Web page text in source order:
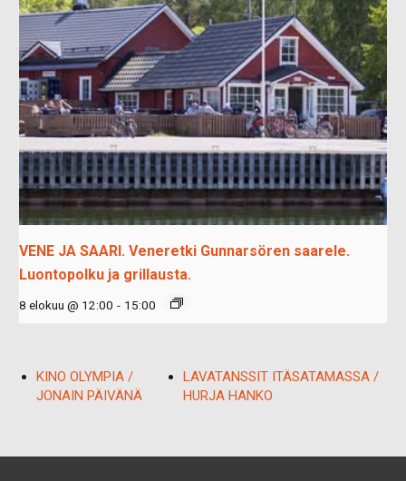
VENE JA SAARI. Veneretki Gunnarsören saarele.
Luontopolku ja grillausta.
8 elokuu @ 12:00 - 15:00
KINO OLYMPIA /
JONAIN PÄIVÄNÄ
LAVATANSSIT ITÄSATAMASSA /
HURJA HANKO